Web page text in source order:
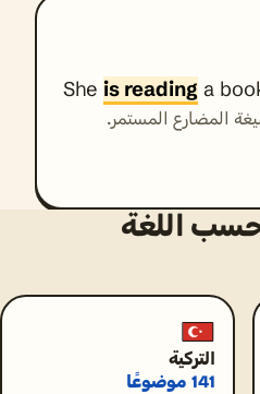
She is reading a
المضارع المستمر.
حسب اللغة
التركية
141 موضوعًا